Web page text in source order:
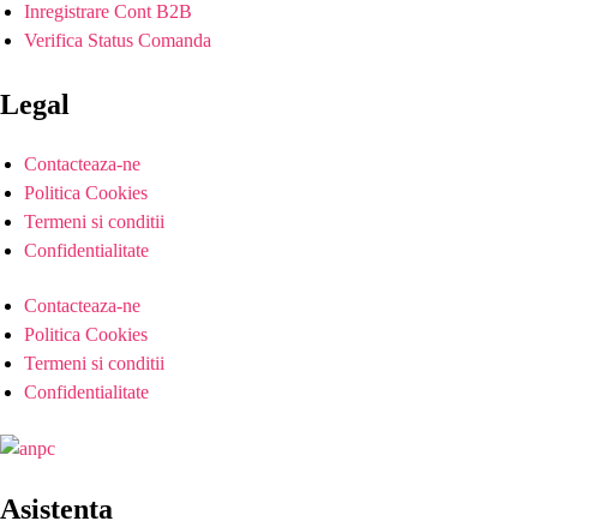
Inregistrare Cont B2B
Verifica Status Comanda
Legal
Contacteaza-ne
Politica Cookies
Termeni si conditii
Confidentialitate
Contacteaza-ne
Politica Cookies
Termeni si conditii
Confidentialitate
Asistenta